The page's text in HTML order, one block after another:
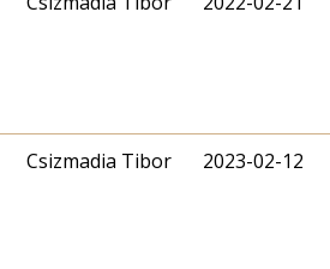
Csizmadia Tibor 2023-02-12